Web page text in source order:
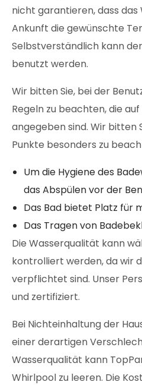
nicht garantieren, dass das
Ankunft die gewünschte
Selbstverständlich kann
benutzt werden.
Wir bitten Sie, bei der
Regeln zu beachten, die
angegeben sind. Wir bitten
Punkte besonders zu
Um die Hygiene des
das Abspülen vor der
Das Bad bietet Platz für
Das Tragen von
Die Wasserqualität kann
kontrolliert werden, da wir
verpflichtet sind. Unser
und zertifiziert.
Bei Nichteinhaltung der
einer derartigen
Wasserqualität kann
Whirlpool zu leeren. Die